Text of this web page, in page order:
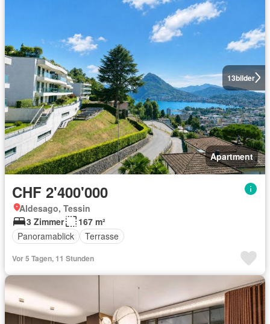
13bilder
Apartment
CHF 2'400'000
Aldesago, Tessin
3 Zimmer
167 m²
Panoramablick
Terrasse
Vor 5 Tagen, 11 Stunden